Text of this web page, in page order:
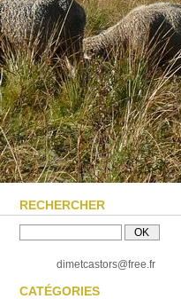
RECHERCHER
dimetcastors@free.fr
CATÉGORIES